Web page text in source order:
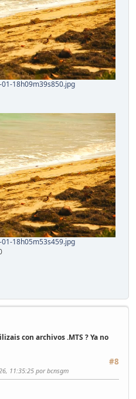
18h09m39s850.jpg
18h05m53s459.jpg
con archivos .MTS ? Ya no
#8
11:35:25 por bcnsgm